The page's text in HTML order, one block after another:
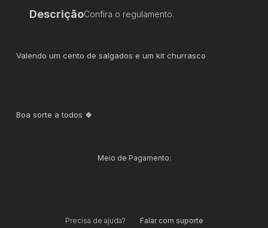
DescriçãoConfira o regulamento.
Valendo um cento de salgados e um kit churrasco
Boa sorte a todos 🍀
Meio de Pagamento:
Precisa de ajuda? Falar com suporte